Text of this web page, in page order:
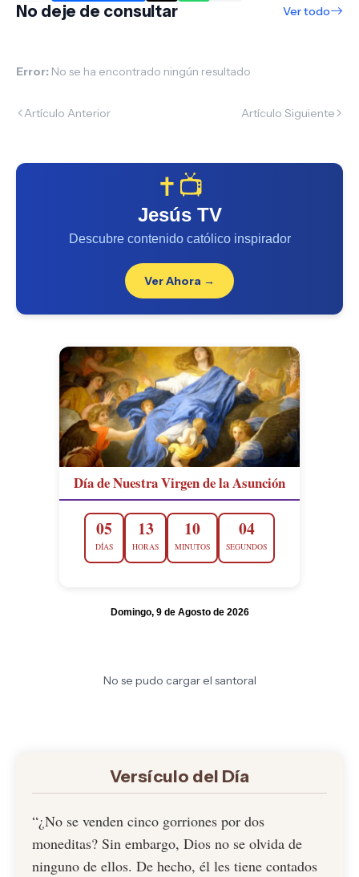
No deje de consultar Ver todo
Error: No se ha encontrado ningún resultado
Artículo Anterior Artículo Siguiente
✝️📺
Jesús TV
Descubre contenido católico inspirador
Ver Ahora →
Día de Nuestra Virgen de la Asunción
05
DÍAS
13
HORAS
10
MINUTOS
03
SEGUNDOS
Domingo, 9 de Agosto de 2026
No se pudo cargar el santoral
Versículo del Día
“¿No se venden cinco gorriones por dos
moneditas? Sin embargo, Dios no se olvida de
ninguno de ellos. De hecho, él les tiene contados